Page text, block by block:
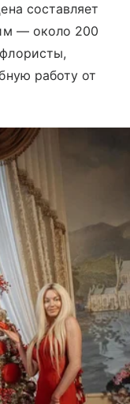
составляет
— около 200
работу от